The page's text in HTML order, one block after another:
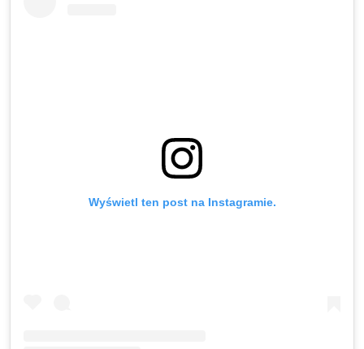
Wyświetl ten post na Instagramie.